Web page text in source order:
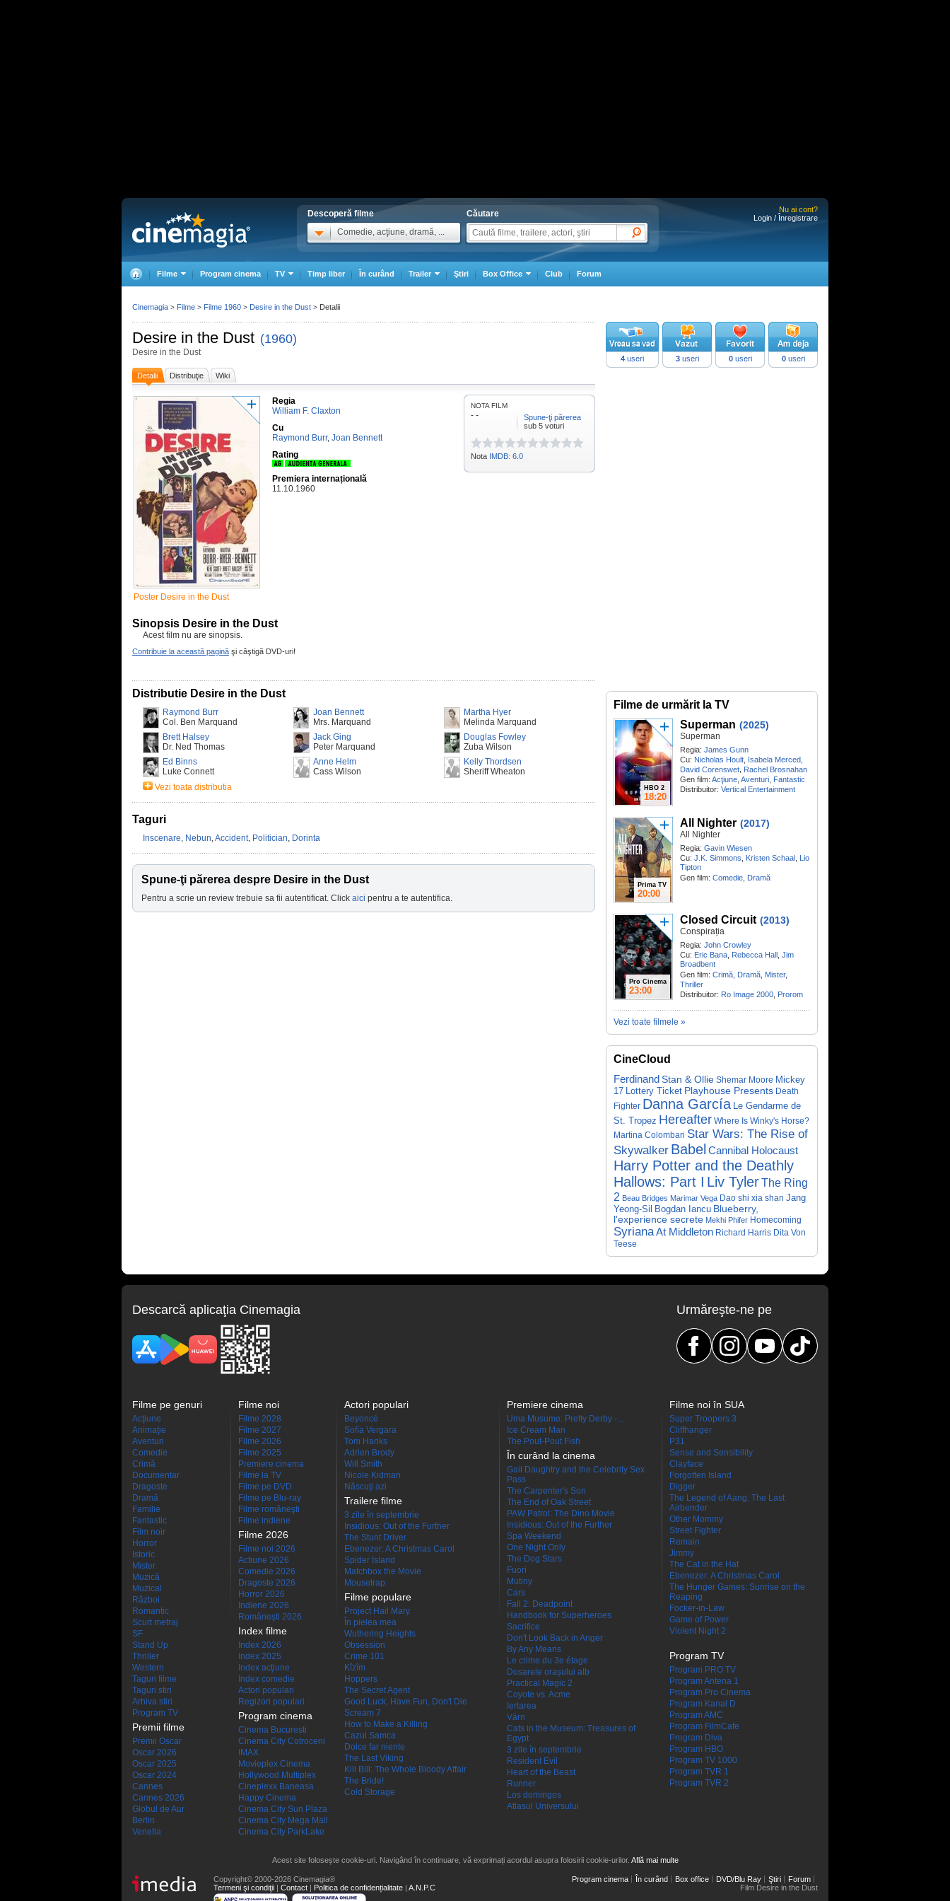
Descoperă filme
Comedie, acţiune, dramă, ...
Căutare
Nu ai cont?
Login / Înregistrare
Filme Program cinema TV Timp liber În curând Trailer Ştiri Box Office Club Forum
Desire in the Dust (1960)
Desire in the Dust
Detalii Distribuţie Wiki
Poster Desire in the Dust
Regia
William F. Claxton
Cu
Raymond Burr, Joan Bennett
Rating
Premiera internațională
11.10.1960
Sinopsis Desire in the Dust
Acest film nu are sinopsis.
Contribuie la această pagină şi câştigă DVD-uri!
NOTA FILM
- -
Spune-ţi părerea
sub 5 voturi
Nota IMDB: 6.0
4 useri 3useri 0useri 0useri
Distributie Desire in the Dust
Raymond Burr
Col. Ben Marquand
Joan Bennett
Mrs. Marquand
Martha Hyer
Melinda Marquand
Brett Halsey
Dr. Ned Thomas
Jack Ging
Peter Marquand
Douglas Fowley
Zuba Wilson
Ed Binns
Luke Connett
Anne Helm
Cass Wilson
Kelly Thordsen
Sheriff Wheaton
Vezi toata distributia
Taguri
Inscenare, Nebun,Accident, Politician, Dorinta
Spune-ţi părerea despre Desire in the Dust
Pentru a scrie un review trebuie sa fii autentificat. Click aici pentru a te autentifica.
Filme de urmărit la TV
HBO 2
18:20
Superman (2025)
Superman
Regia: James Gunn
Cu: Nicholas Hoult Isabela Merced
David Corenswet, Rachel Brosnahan
Gen film: Acţiune Aventuri Fantastic
Distribuitor: Vertical Entertainment
Prima TV
20:00
All Nighter (2017)
All Nighter
Regia: Gavin Wiesen
Cu: J.K. Simmons Kristen Schaal Lio
Tipton
Gen film: Comedie Dramă
Pro Cinema
23:00
Closed Circuit (2013)
Conspirația
Regia: John Crowley
Cu: Eric Bana Rebecca Hall Jim
Broadbent
Gen film: Crimă Dramă Mister,
Thriller
Distribuitor: Ro Image 2000 Prorom
Vezi toate filmele »
CineCloud
Ferdinand Stan & Ollie Shemar Moore Mickey
17 Lottery Ticket Playhouse Presents Death
Fighter Danna García Le Gendarme de
St. Tropez Hereafter Where Is Winky's Horse?
Martina Colombari Star Wars: The Rise of
Skywalker Babel Cannibal Holocaust
Harry Potter and the Deathly
Hallows: Part I Liv TylerThe Ring
2 Beau Bridges Marimar Vega Dao shi xia shan Jang
Yeong-Sil
Bogdan Iancu Blueberry,
l'experience secrete Mekhi Phifer Homecoming
SyrianaAt Middleton Richard Harris Dita Von
Teese
Cinemagia > Filme > Filme 1960 > Desire in the Dust > Detalii
Descarcă aplicaţia Cinemagia Urmăreşte-ne pe
Filme pe genuri
Acţiune
Animaţie
Aventuri
Comedie
Crimă
Documentar
Dragoste
Dramă
Familie
Fantastic
Film noir
Horror
Istoric
Mister
Muzică
Muzical
Război
Romantic
Scurt metraj
SF
Stand Up
Thriller
Western
Taguri filme
Taguri stiri
Arhiva stiri
Program TV
Premii filme
Premii Oscar
Oscar 2026
Oscar 2025
Oscar 2024
Cannes
Cannes 2026
Globul de Aur
Berlin
Venetia
Filme noi
Filme 2028
Filme 2027
Filme 2026
Filme 2025
Premiere cinema
Filme la TV
Filme pe DVD
Filme pe Blu-ray
Filme româneşti
Filme indiene
Filme 2026
Filme noi 2026
Actiune 2026
Comedie 2026
Dragoste 2026
Horror 2026
Indiene 2026
Româneşti 2026
Index filme
Index 2026
Index 2025
Index acţiune
Index comedie
Actori populari
Regizori populari
Program cinema
Cinema Bucuresti
Cinema City Cotroceni
IMAX
Movieplex Cinema
Hollywood Multiplex
Cineplexx Baneasa
Happy Cinema
Cinema City Sun Plaza
Cinema City Mega Mall
Cinema City ParkLake
Actori populari
Beyoncé
Sofía Vergara
Tom Hanks
Adrien Brody
Will Smith
Nicole Kidman
Născuţi azi
Trailere filme
3 zile în septembrie
Insidious: Out of the Further
The Stunt Driver
Ebenezer: A Christmas Carol
Spider Island
Matchbox the Movie
Mousetrap
Filme populare
Project Hail Mary
În pielea mea
Wuthering Heights
Obsession
Crime 101
Kîzîm
Hoppers
The Secret Agent
Good Luck, Have Fun, Don't Die
Scream 7
How to Make a Killing
Cazul Samca
Dolce far niente
The Last Viking
Kill Bill: The Whole Bloody Affair
The Bride!
Cold Storage
Premiere cinema
Uma Musume: Pretty Derby -...
Ice Cream Man
The Pout-Pout Fish
În curând la cinema
Gail Daughtry and the Celebrity Sex
Pass
The Carpenter's Son
The End of Oak Street
PAW Patrol: The Dino Movie
Insidious: Out of the Further
Spa Weekend
One Night Only
The Dog Stars
Fuori
Mutiny
Cars
Fall 2: Deadpoint
Handbook for Superheroes
Sacrifice
Don't Look Back in Anger
By Any Means
Le crime du 3e étage
Dosarele orașului alb
Practical Magic 2
Coyote vs. Acme
Iertarea
Värn
Cats in the Museum: Treasures of
Egypt
3 zile în septembrie
Resident Evil
Heart of the Beast
Runner
Los domingos
Atlasul Universului
Filme noi în SUA
Super Troopers 3
Cliffhanger
P31
Sense and Sensibility
Clayface
Forgotten Island
Digger
The Legend of Aang: The Last
Airbender
Other Mommy
Street Fighter
Remain
Jimmy
The Cat in the Hat
Ebenezer: A Christmas Carol
The Hunger Games: Sunrise on the
Reaping
Focker-in-Law
Game of Power
Violent Night 2
Program TV
Program PRO TV
Program Antena 1
Program Pro Cinema
Program Kanal D
Program AMC
Program FilmCafe
Program Diva
Program HBO
Program TV 1000
Program TVR 1
Program TVR 2
Acest site folosește cookie-uri. Navigând în continuare, vă exprimați acordul asupra folosirii cookie-urilor. Află mai multe
Copyright© 2000-2026 Cinemagia®
Termeni şi condiţii | Contact | Politica de confidențialitate | A.N.P.C
Program cinema În curând Box office DVD/Blu Ray Ştiri
Forum
Film Desire in the Dust